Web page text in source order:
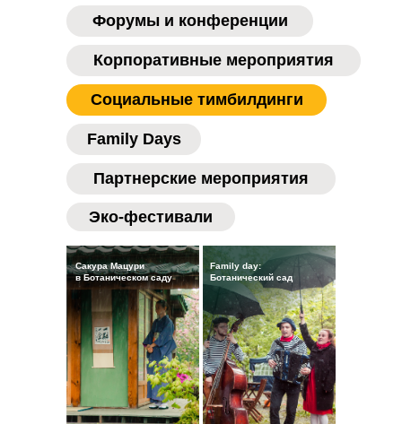
Форумы и конференции
Корпоративные мероприятия
Социальные тимбилдинги
Family Days
Эко-фестивали
Партнерские мероприятия
Сакура Мацури
в Ботаническом саду
Family day:
Ботанический сад